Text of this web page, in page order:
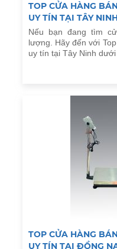
TOP CỬA HÀNG
UY TÍN TẠI TÂY
Nếu bạn đang tìm
lượng. Hãy đến với
uy tín tại Tây Ninh dưới
TOP CỬA HÀNG
UY TÍN TẠI ĐỒNG